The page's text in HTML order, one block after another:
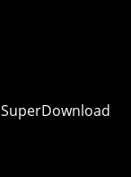
SuperDownload